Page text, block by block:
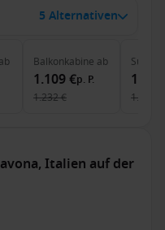
5 Alternativen
ab Balkonkabine ab
1.109 €p. P.
1.232 €
Suite
1.421 €
Italien auf der